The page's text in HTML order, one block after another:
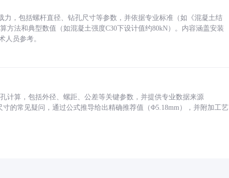
力，包括螺杆直径、钻孔尺寸等参数，并依据专业标准（如《混凝土结
方法和典型数值（如混凝土强度C30下设计值约80kN）。内容涵盖安装
人员参考。
计算，包括外径、螺距、公差等关键参数，并提供专业数据来源
寸的常见疑问，通过公式推导给出精确推荐值（Φ5.18mm），并附加工艺